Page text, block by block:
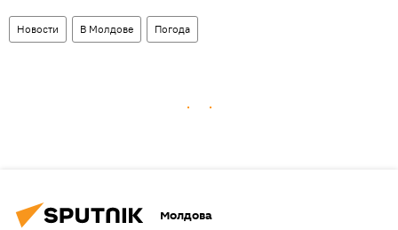
Новости В Молдове Погода
Молдова